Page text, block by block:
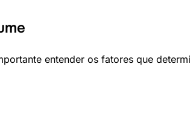
entender os fatores que